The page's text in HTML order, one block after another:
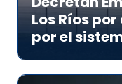
Los Ríos
por el